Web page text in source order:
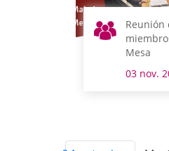
Reunión
Mesa
03 nov.